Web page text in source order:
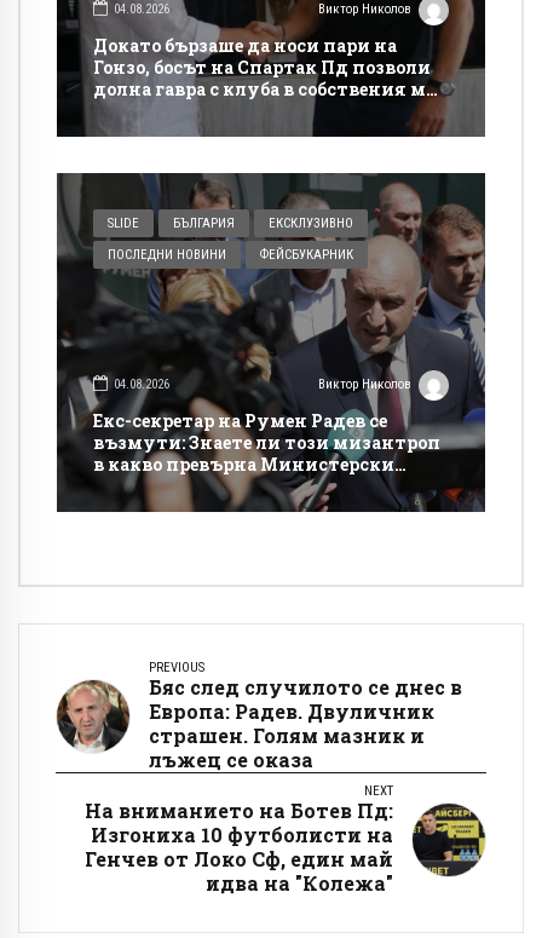
04.08.2026 Виктор Николов
Докато бързаше да носи пари на
Гонзо, босът на Спартак Пд позволи
долна гавра с клуба в собствения му
сайт
SLIDE БЪЛГАРИЯ ЕКСКЛУЗИВНО
ПОСЛЕДНИ НОВИНИ ФЕЙСБУКАРНИК
04.08.2026 Виктор Николов
Екс-секретар на Румен Радев се
възмути: Знаете ли този мизантроп
в какво превърна Министерски
съвет!?
PREVIOUS
Бяс след случилото се днес в
Европа: Радев. Двуличник
страшен. Голям мазник и
лъжец се оказа
NEXT
На вниманието на Ботев Пд:
Изгониха 10 футболисти на
Генчев от Локо Сф, един май
идва на "Колежа"